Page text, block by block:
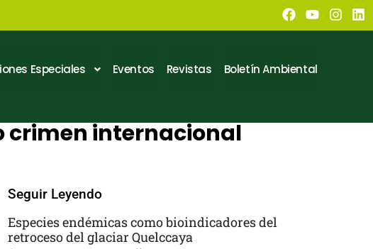
Especiales Eventos Revistas Boletín Ambiental
crimen internacional
Seguir Leyendo
Especies endémicas como bioindicadores del
retroceso del glaciar Quelccaya